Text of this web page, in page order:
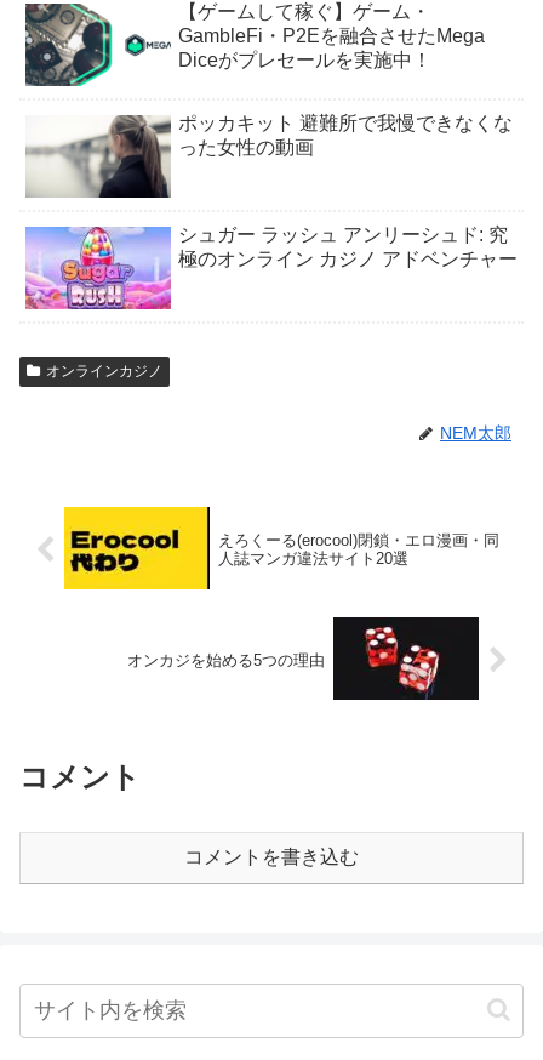
【ゲームして稼ぐ】ゲーム・
GambleFi・P2Eを融合させたMega
Diceがプレセールを実施中！
ポッカキット 避難所で我慢できなくな
った女性の動画
シュガー ラッシュ アンリーシュド: 究
極のオンライン カジノ アドベンチャー
オンラインカジノ
NEM太郎
えろくーる(erocool)閉鎖・エロ漫画・同
人誌マンガ違法サイト20選
オンカジを始める5つの理由
コメント
コメントを書き込む